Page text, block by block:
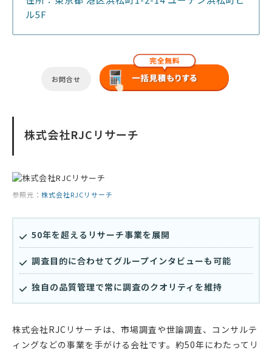
ル5F
お問合せ
株式会社RJCリサーチ
参照元： 株式会社RJCリサーチ
50年を超えるリサーチ事業を展開
調査目的に合わせてグループインタビューも可能
独自の品質管理で常に調査のクオリティを維持
株式会社RJCリサーチは、市場調査や世論調査、コンサルテ
ィングなどの事業を手がける会社です。約50年にわたってリ